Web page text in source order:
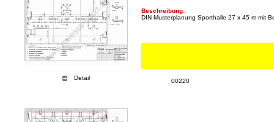
Detail
Beschreibung:
DIN-Musterplanung Sporthalle 27 x 45 m mit
00220